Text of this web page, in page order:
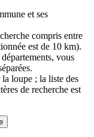
et ses
compris entre
est de 10 km).
vous
loupe ; la liste des
de recherche est